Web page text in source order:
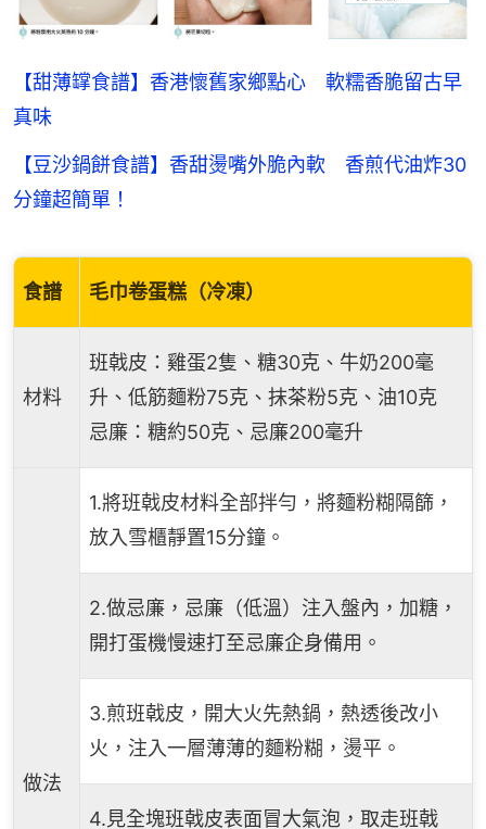
【甜薄罉食譜】香港懷舊家鄉點心 軟糯香脆留古早
真味
【豆沙鍋餅食譜】香甜燙嘴外脆內軟 香煎代油炸30
分鐘超簡單！
食譜 毛巾卷蛋糕（冷凍）
材料
班戟皮：雞蛋2隻、糖30克、牛奶200毫
升、低筋麵粉75克、抹茶粉5克、油10克
忌廉：糖約50克、忌廉200毫升
做法
1.將班戟皮材料全部拌勻，將麵粉糊隔篩，
放入雪櫃靜置15分鐘。
2.做忌廉，忌廉（低溫）注入盤內，加糖，
開打蛋機慢速打至忌廉企身備用。
3.煎班戟皮，開大火先熱鍋，熱透後改小
火，注入一層薄薄的麵粉糊，燙平。
4.見全塊班戟皮表面冒大氣泡，取走班戟